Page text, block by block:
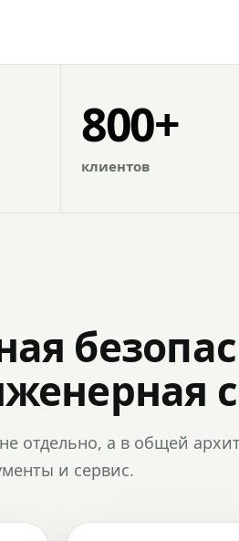
800+
клиентов
отдельно, а в общей
и сервис.